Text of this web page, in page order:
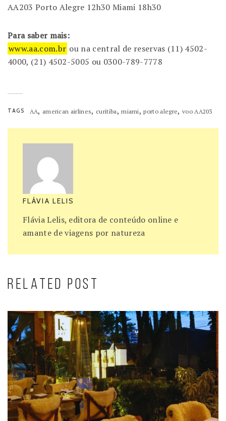
AA203 Porto Alegre 12h30 Miami 18h30
Para saber mais:
www.aa.com.br ou na central de reservas (11) 4502-
4000, (21) 4502-5005 ou 0300-789-7778
TAGS AA, american airlines, curitiba,miami,porto alegre, voo AA203
FLÁVIA LELIS
Flávia Lelis, editora de conteúdo online e
amante de viagens por natureza
RELATED POST